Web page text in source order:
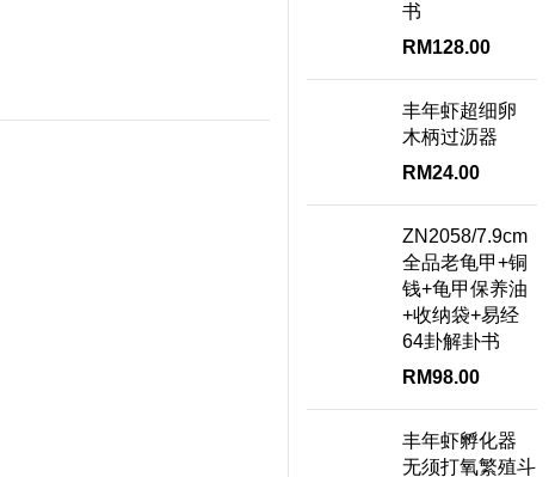
书
RM128.00
丰年虾超细卵
木柄过沥器
RM24.00
ZN2058/7.9cm
全品老龟甲+铜
钱+龟甲保养油
+收纳袋+易经
64卦解卦书
RM98.00
丰年虾孵化器
无须打氧繁殖斗